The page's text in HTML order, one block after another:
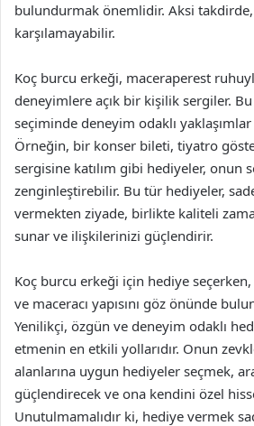
bulundurmak önemlidir. Aksi
karşılamayabilir.
Koç burcu erkeği, maceraperest
deneyimlere açık bir kişilik sergiler.
seçiminde deneyim odaklı
Örneğin, bir konser bileti, tiyatro
sergisine katılım gibi hediyeler, onun
zenginleştirebilir. Bu tür hediyeler,
vermekten ziyade, birlikte kaliteli
sunar ve ilişkilerinizi güçlendirir.
Koç burcu erkeği için hediye
ve maceracı yapısını göz önünde
Yenilikçi, özgün ve deneyim odaklı
etmenin en etkili yollarıdır. Onun
alanlarına uygun hediyeler seçmek,
güçlendirecek ve ona kendini özel
Unutulmamalıdır ki, hediye vermek